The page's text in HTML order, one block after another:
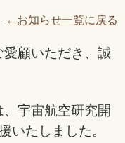
←お知らせ一覧に戻る
顧いただき、誠
宇宙航空研究開
いたしました。